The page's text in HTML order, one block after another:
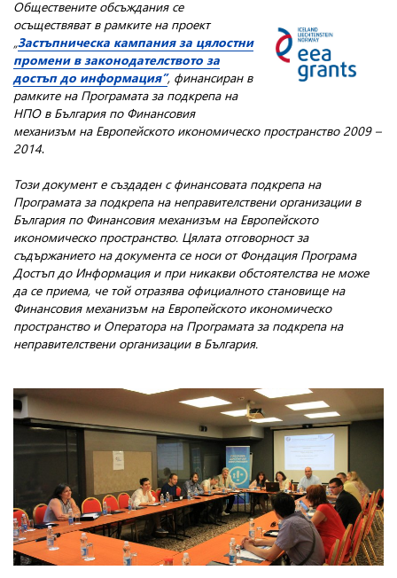
Обществените обсъждания се
осъществяват в рамките на проект
„Застъпническа кампания за цялостни
промени в законодателството за
достъп до информация”, финансиран в
рамките на Програмата за подкрепа на
НПО в България по Финансовия
механизъм на Европейското икономическо пространство 2009 –
2014.
Този документ е създаден с финансовата подкрепа на
Програмата за подкрепа на неправителствени организации в
България по Финансовия механизъм на Европейското
икономическо пространство. Цялата отговорност за
съдържанието на документа се носи от Фондация Програма
Достъп до Информация и при никакви обстоятелства не може
да се приема, че той отразява официалното становище на
Финансовия механизъм на Европейското икономическо
пространство и Оператора на Програмата за подкрепа на
неправителствени организации в България.